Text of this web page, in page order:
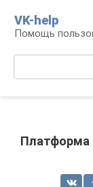
контенту
VK-help
Помощь
Платформа